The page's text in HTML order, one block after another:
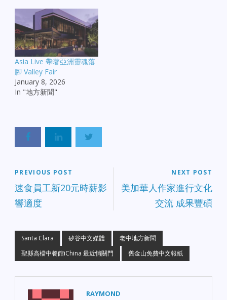
Asia Live 帶著亞洲靈魂落
腳 Valley Fair
January 8, 2026
In "地方新聞"
PREVIOUS POST
速食員工新20元時薪影
響適度
NEXT POST
美加華人作家進行文化
交流 成果豐碩
Santa Clara 矽谷中文媒體
老中地方新聞
聖縣高檔中餐館iChina 最近悄關門
舊金山免費中文報紙
RAYMOND